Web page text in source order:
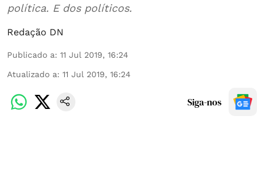
política. E dos políticos.
Redação DN
Publicado a: 11 Jul 2019, 16:24
Atualizado a: 11 Jul 2019, 16:24
Siga-nos